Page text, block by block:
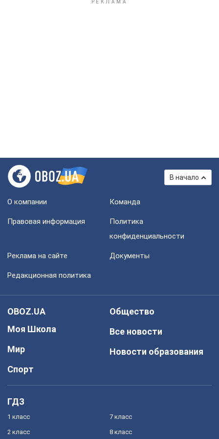
В начало
О компании Команда
Правовая информация
Политика
конфиденциальности
Реклама на сайте Документы
Редакционная политика
OBOZ.UA
Моя Школа
Мир
Спорт
Общество
Все новости
Новости образования
ГДЗ
1 класс
2 класс
7 класс
8 класс